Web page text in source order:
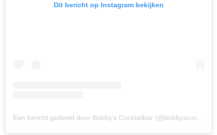
Dit bericht op Instagram bekijken